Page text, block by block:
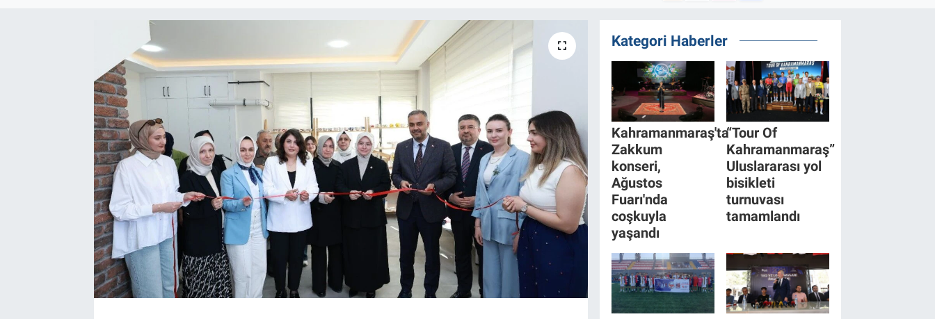
Kategori Haberler
Kahramanmaraş'ta
Zakkum
konseri,
Ağustos
Fuarı'nda
coşkuyla
yaşandı
“Tour Of
Kahramanmaraş”
Uluslararası yol
bisikleti
turnuvası
tamamlandı
TEKNOLOJİ
Bilim, Teknoloji